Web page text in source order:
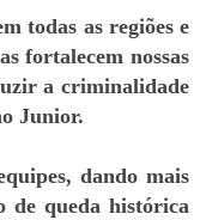
todas as regiões e
fortalecem nossas
a criminalidade
Junior.
dando mais
de queda histórica